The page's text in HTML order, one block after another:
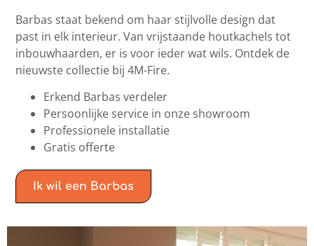
Barbas staat bekend om haar stijlvolle design dat
past in elk interieur. Van vrijstaande houtkachels tot
inbouwhaarden, er is voor ieder wat wils. Ontdek de
nieuwste collectie bij 4M-Fire.
Erkend Barbas verdeler
Persoonlijke service in onze showroom
Professionele installatie
Gratis offerte
Ik wil een Barbas